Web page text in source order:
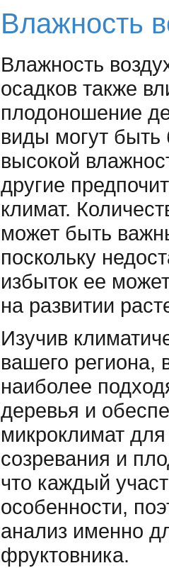
Влажность
Влажность
осадков также
плодоношение
виды могут быть
высокой
другие
климат.
может быть
поскольку
избыток ее
на развитии
Изучив
вашего региона,
наиболее
деревья и
микроклимат
созревания и
что каждый
особенности,
анализ именно
фруктовника.